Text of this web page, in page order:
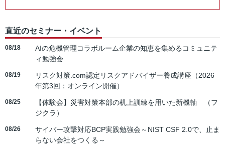
直近のセミナー・イベント
08/18
AIの危機管理コラボルーム企業の知恵を集めるコミュニテ
ィ勉強会
08/19
リスク対策.com認定リスクアドバイザー養成講座（2026
年第3回：オンライン開催）
08/25
【体験会】災害対策本部の机上訓練を用いた新機軸 （フ
ジクラ）
08/26
サイバー攻撃対応BCP実践勉強会～NIST CSF 2.0で、止ま
らない会社をつくる～